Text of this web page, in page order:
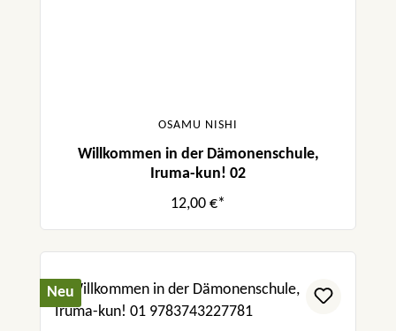
OSAMU NISHI
Willkommen in der Dämonenschule,
Iruma-kun! 02
12,00 €*
Neu